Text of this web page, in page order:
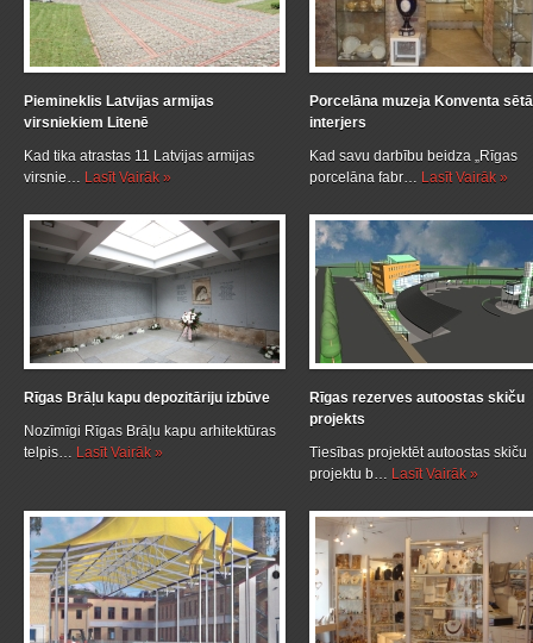
Piemineklis Latvijas armijas
virsniekiem Litenē
Kad tika atrastas 11 Latvijas armijas
virsnie… Lasīt Vairāk »
Porcelāna muzeja Konventa sētā
interjers
Kad savu darbību beidza „Rīgas
porcelāna fabr… Lasīt Vairāk »
Rīgas Brāļu kapu depozitāriju izbūve
Nozīmīgi Rīgas Brāļu kapu arhitektūras
telpis… Lasīt Vairāk »
Rīgas rezerves autoostas skiču
projekts
Tiesības projektēt autoostas skiču
projektu b… Lasīt Vairāk »